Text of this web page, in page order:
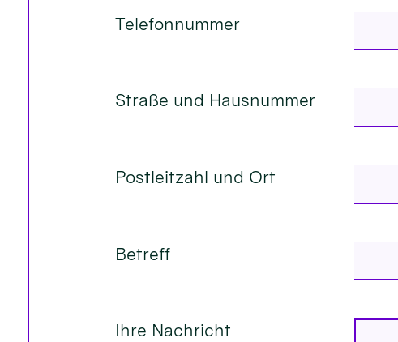
Telefonnummer
Straße und Hausnummer
Postleitzahl und Ort
Betreff
Ihre Nachricht